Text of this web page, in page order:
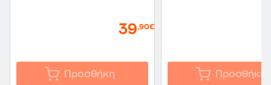
39,90€
Προσθήκη Προσθήκη